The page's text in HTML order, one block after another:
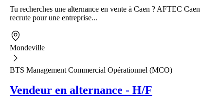
Tu recherches une alternance en vente à Caen ? AFTEC Caen
recrute pour une entreprise...
Mondeville
BTS Management Commercial Opérationnel (MCO)
Vendeur en alternance - H/F